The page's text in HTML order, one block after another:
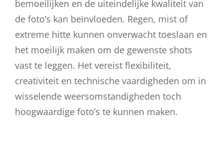
bemoeilijken en de uiteindelijke kwaliteit van
de foto’s kan beïnvloeden. Regen, mist of
extreme hitte kunnen onverwacht toeslaan en
het moeilijk maken om de gewenste shots
vast te leggen. Het vereist flexibiliteit,
creativiteit en technische vaardigheden om in
wisselende weersomstandigheden toch
hoogwaardige foto’s te kunnen maken.